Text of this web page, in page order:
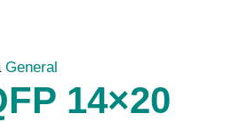
General
14×20